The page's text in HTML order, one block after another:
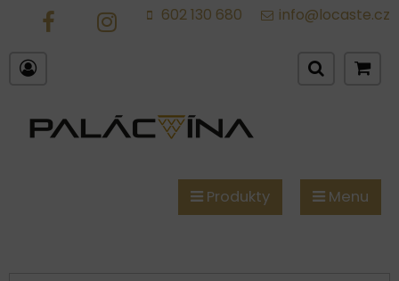
IG
602 130 680 info@locaste.cz
Produkty Menu